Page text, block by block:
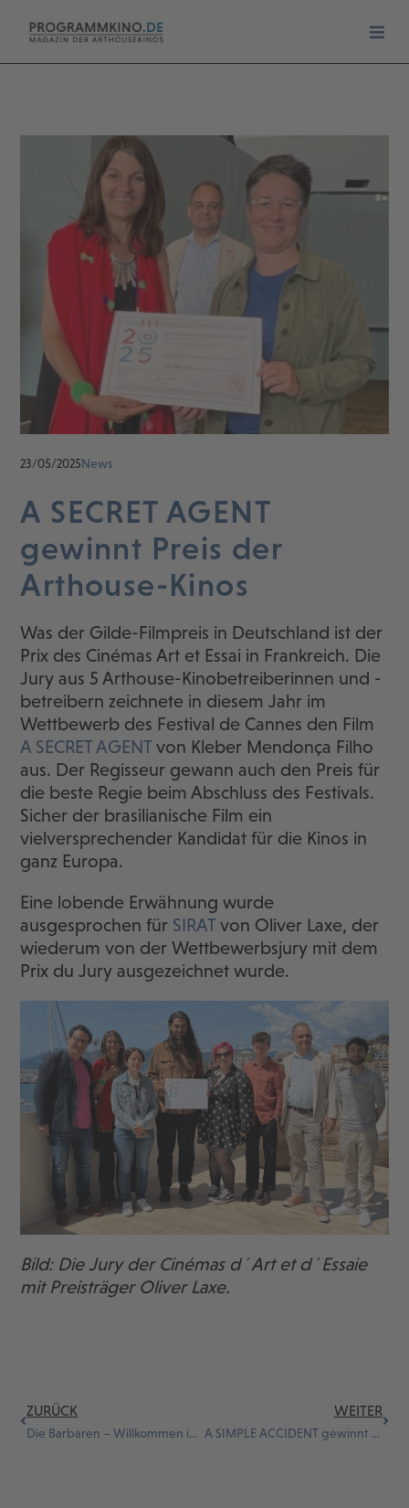
23/05/2025News
A SECRET AGENT
gewinnt Preis der
Arthouse-Kinos
Was der Gilde-Filmpreis in Deutschland ist der
Prix des Cinémas Art et Essai in Frankreich. Die
Jury aus 5 Arthouse-Kinobetreiberinnen und -
betreibern zeichnete in diesem Jahr im
Wettbewerb des Festival de Cannes den Film
A SECRET AGENT von Kleber Mendonça Filho
aus. Der Regisseur gewann auch den Preis für
die beste Regie beim Abschluss des Festivals.
Sicher der brasilianische Film ein
vielversprechender Kandidat für die Kinos in
ganz Europa.
Eine lobende Erwähnung wurde
ausgesprochen für SIRAT von Oliver Laxe, der
wiederum von der Wettbewerbsjury mit dem
Prix du Jury ausgezeichnet wurde.
Bild: Die Jury der Cinémas d´Art et d´Essaie
mit Preisträger Oliver Laxe.
ZURÜCK
Die Barbaren – Willkommen in der Bretagne
WEITER
A SIMPLE ACCIDENT gewinnt Goldene Palme des Festival de Cannes